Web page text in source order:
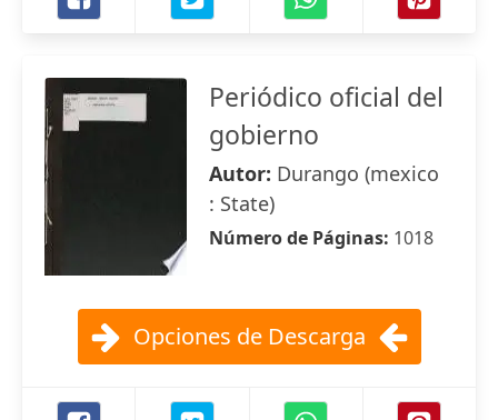
Periódico oficial del
gobierno
Autor: Durango (mexico
: State)
Número de Páginas: 1018
Opciones de Descarga